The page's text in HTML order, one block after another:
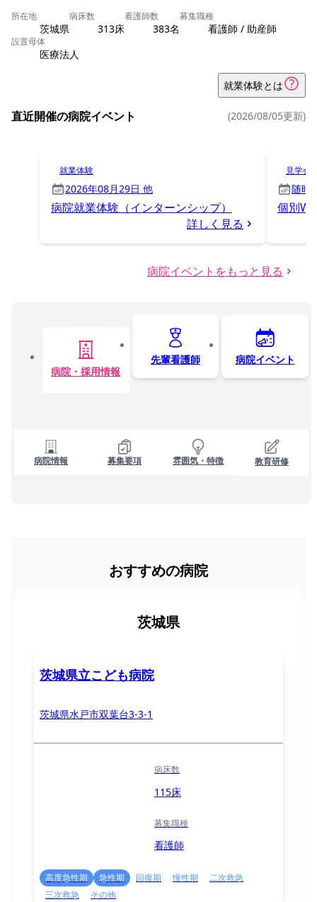
所在地
茨城県
病床数
313床
看護師数
383名
募集職種
看護師 / 助産師
設置母体
医療法人
就業体験とは
直近開催の病院イベント (2026/08/05更新)
就業体験
2026年08月29日 他
病院就業体験（インターンシップ）
詳しく見る
見学会
随時
個別
病院イベントをもっと見る
病院・採用情報
先輩看護師 病院イベント
病院情報 募集要項 雰囲気・特徴 教育研修
おすすめの病院
茨城県
茨城県立こども病院
茨城県水戸市双葉台3-3-1
病床数
115床
募集職種
看護師
高度急性期 急性期 回復期 慢性期
二次救急
三次救急
その他